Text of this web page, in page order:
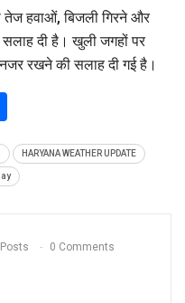
तेज हवाओं, बिजली गिरने और
दी है। खुली जगहों पर
रखने की सलाह दी गई है।
HARYANA WEATHER UPDATE
0 Comments